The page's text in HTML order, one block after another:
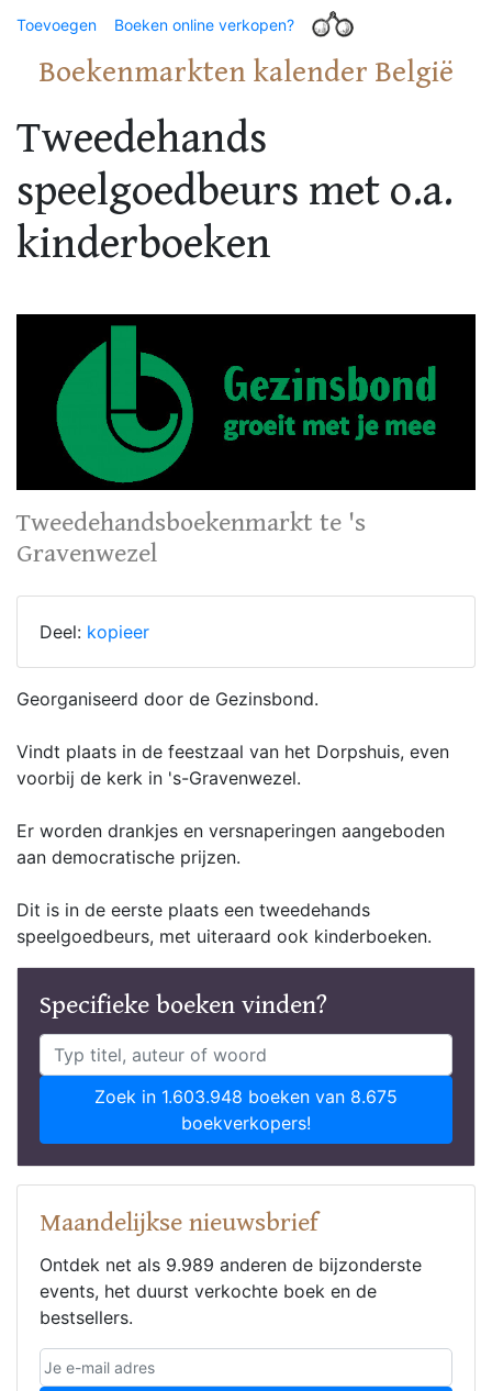
Toevoegen Boeken online verkopen?
Boekenmarkten kalender België
Tweedehands
speelgoedbeurs met o.a.
kinderboeken
Tweedehandsboekenmarkt te 's
Gravenwezel
Deel: kopieer
Georganiseerd door de Gezinsbond.
Vindt plaats in de feestzaal van het Dorpshuis, even
voorbij de kerk in 's-Gravenwezel.
Er worden drankjes en versnaperingen aangeboden
aan democratische prijzen.
Dit is in de eerste plaats een tweedehands
speelgoedbeurs, met uiteraard ook kinderboeken.
Specifieke boeken vinden?
Zoek in 1.603.948 boeken van 8.675
boekverkopers!
Maandelijkse nieuwsbrief
Ontdek net als 9.989 anderen de bijzonderste
events, het duurst verkochte boek en de
bestsellers.